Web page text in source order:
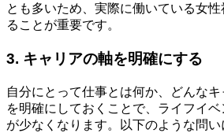
とも多いため、実際に働いている女
ることが重要です。
3. キャリアの軸を明確にする
自分にとって仕事とは何か、どんな
を明確にしておくことで、ライフイ
が少なくなります。以下のような問